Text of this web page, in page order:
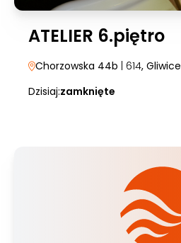
ATELIER 6.piętro
Chorzowska 44b | 614, Gliwice
Dzisiaj:zamknięte